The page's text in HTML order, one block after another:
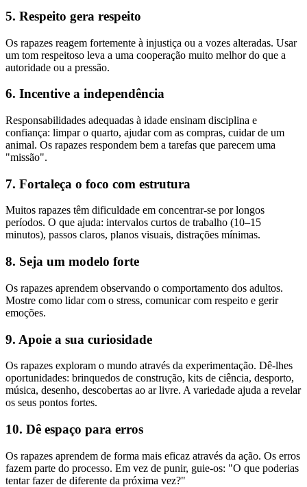
5. Respeito gera respeito
Os rapazes reagem fortemente à injustiça ou a vozes alteradas. Usar
um tom respeitoso leva a uma cooperação muito melhor do que a
autoridade ou a pressão.
6. Incentive a independência
Responsabilidades adequadas à idade ensinam disciplina e
confiança: limpar o quarto, ajudar com as compras, cuidar de um
animal. Os rapazes respondem bem a tarefas que parecem uma
"missão".
7. Fortaleça o foco com estrutura
Muitos rapazes têm dificuldade em concentrar-se por longos
períodos. O que ajuda: intervalos curtos de trabalho (10–15
minutos), passos claros, planos visuais, distrações mínimas.
8. Seja um modelo forte
Os rapazes aprendem observando o comportamento dos adultos.
Mostre como lidar com o stress, comunicar com respeito e gerir
emoções.
9. Apoie a sua curiosidade
Os rapazes exploram o mundo através da experimentação. Dê-lhes
oportunidades: brinquedos de construção, kits de ciência, desporto,
música, desenho, descobertas ao ar livre. A variedade ajuda a revelar
os seus pontos fortes.
10. Dê espaço para erros
Os rapazes aprendem de forma mais eficaz através da ação. Os erros
fazem parte do processo. Em vez de punir, guie-os: "O que poderias
tentar fazer de diferente da próxima vez?"